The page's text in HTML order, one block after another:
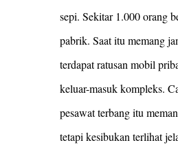
sepi. Sekitar 1.000 orang
pabrik. Saat itu memang
terdapat ratusan mobil
keluar-masuk kompleks.
pesawat terbang itu
tetapi kesibukan terlihat